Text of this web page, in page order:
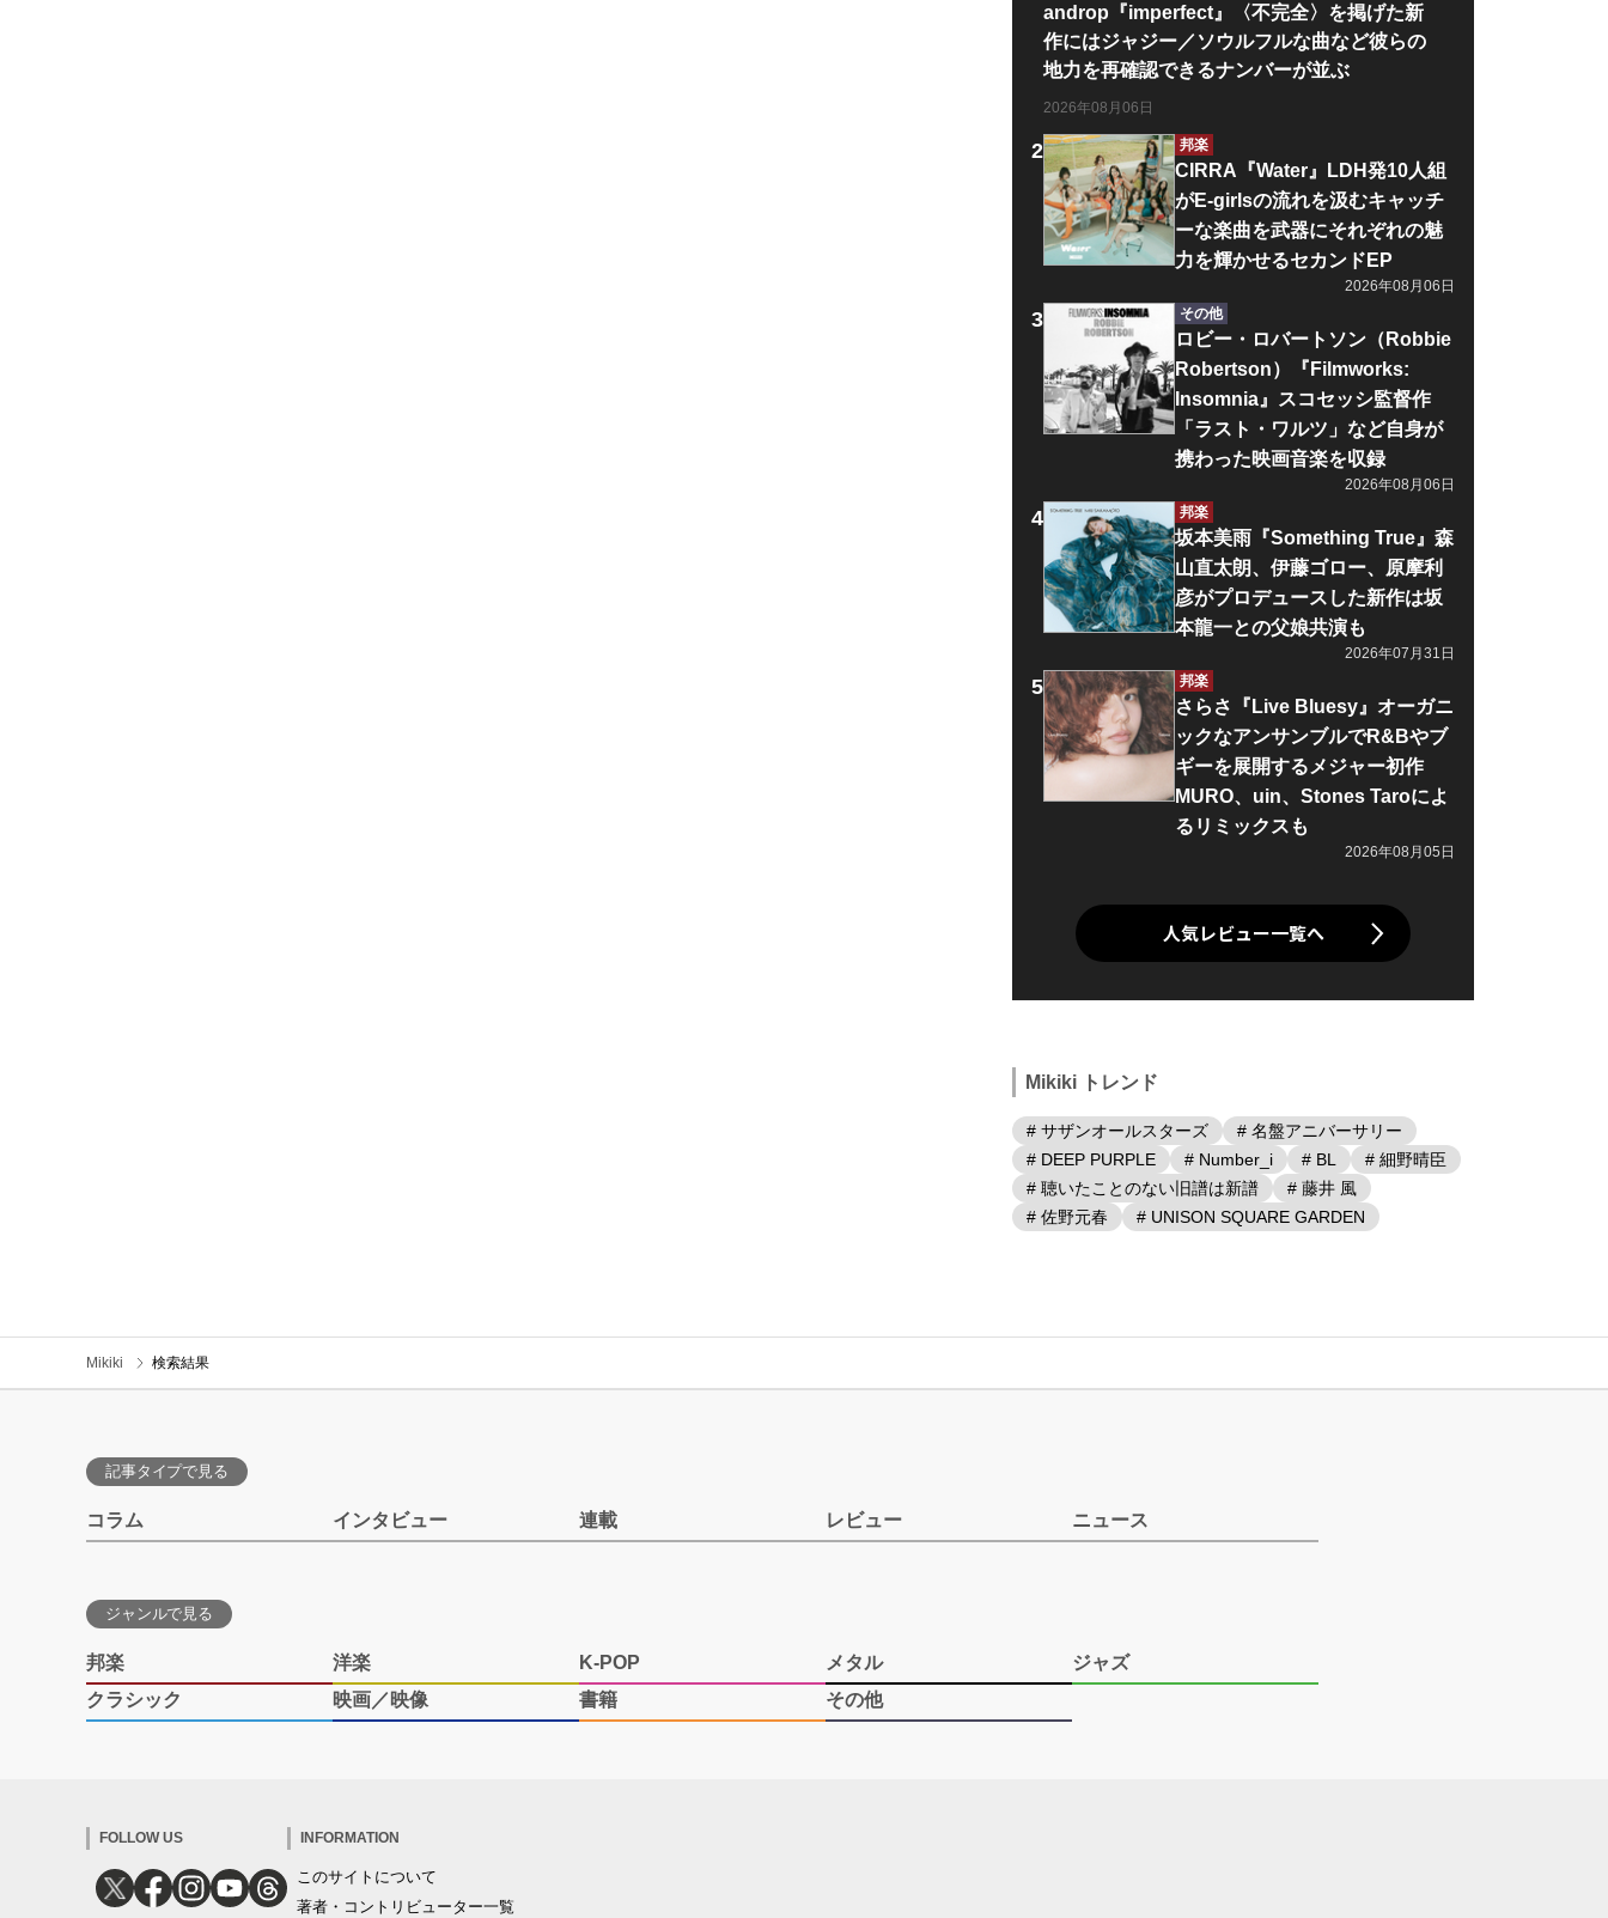
androp『imperfect』〈不完全〉を掲げた新
作にはジャジー／ソウルフルな曲など彼らの
地力を再確認できるナンバーが並ぶ
2026年08月06日
邦楽
CIRRA『Water』LDH発10人組
がE-girlsの流れを汲むキャッチ
ーな楽曲を武器にそれぞれの魅
力を輝かせるセカンドEP
2026年08月06日
その他
ロビー・ロバートソン（Robbie
Robertson）『Filmworks:
Insomnia』スコセッシ監督作
「ラスト・ワルツ」など自身が
携わった映画音楽を収録
2026年08月06日
邦楽
坂本美雨『Something True』森
山直太朗、伊藤ゴロー、原摩利
彦がプロデュースした新作は坂
本龍一との父娘共演も
2026年07月31日
邦楽
さらさ『Live Bluesy』オーガニ
ックなアンサンブルでR&Bやブ
ギーを展開するメジャー初作
MURO、uin、Stones Taroによ
るリミックスも
2026年08月05日
人気レビュー一覧へ
Mikiki トレンド
# サザンオールスターズ
# 名盤アニバーサリー
# DEEP PURPLE
# Number_i # BL
# 細野晴臣
# 聴いたことのない旧譜は新譜
# 藤井 風
# 佐野元春
# UNISON SQUARE GARDEN
Mikiki 検索結果
記事タイプで見る
コラム インタビュー 連載 レビュー ニュース
ジャンルで見る
邦楽 洋楽 K-POP メタル
ジャズ
クラシック
映画／映像 書籍 その他
FOLLOW US INFORMATION
このサイトについて
著者・コントリビューター一覧